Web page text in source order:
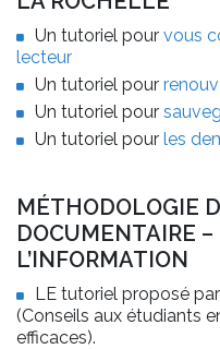
Un tutoriel pour vous
lecteur
Un tutoriel pour
Un tutoriel pour
Un tutoriel pour les
MÉTHODOLOGIE
DOCUMENTAIRE
L’INFORMATION
LE tutoriel proposé par
(Conseils aux étudiants
efficaces).